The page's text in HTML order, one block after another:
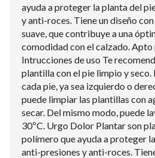
ayuda a proteger la planta del
y anti-roces. Tiene un diseño
suave, que contribuye a una
comodidad con el calzado. Apto
Intrucciones de uso Te
plantilla con el pie limpio y
cada pie, ya sea izquierdo o
puede limpiar las plantillas con
secar. Del mismo modo, puede
30ºC. Urgo Dolor Plantar son
polímero que ayuda a proteger
anti-presiones y anti-roces.